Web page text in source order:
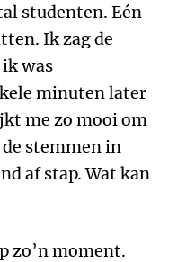
studenten. Eén
Ik zag de
was
minuten later
me zo mooi om
stemmen in
af stap. Wat kan
zo’n moment.